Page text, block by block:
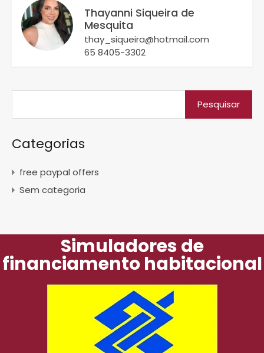
Thayanni Siqueira de
Mesquita
thay_siqueira@hotmail.com
65 8405-3302
Categorias
free paypal offers
Sem categoria
Simuladores de
financiamento habitacional